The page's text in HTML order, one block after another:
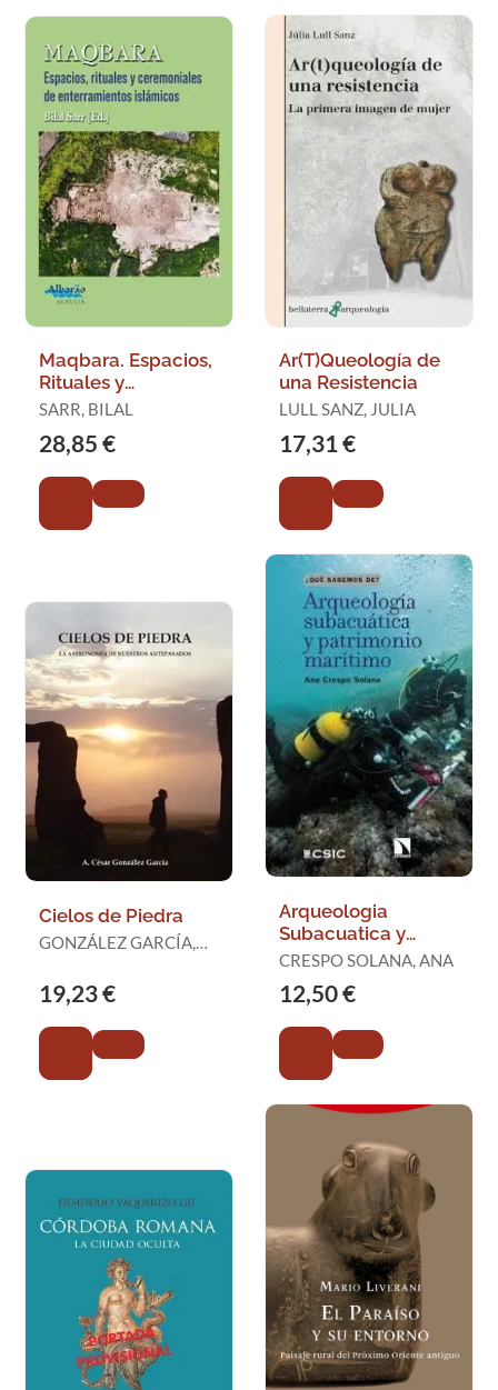
Maqbara. Espacios,
Rituales y
Ceremoniales de
Islamicos
SARR, BILAL
28,85 €
Ar(T)Queología de
una Resistencia
LULL SANZ, JULIA
17,31 €
Cielos de Piedra
GONZÁLEZ GARCÍA,
19,23 €
Arqueologia
Subacuatica y
Patrimonio Maritimo
CRESPO SOLANA, ANA
12,50 €